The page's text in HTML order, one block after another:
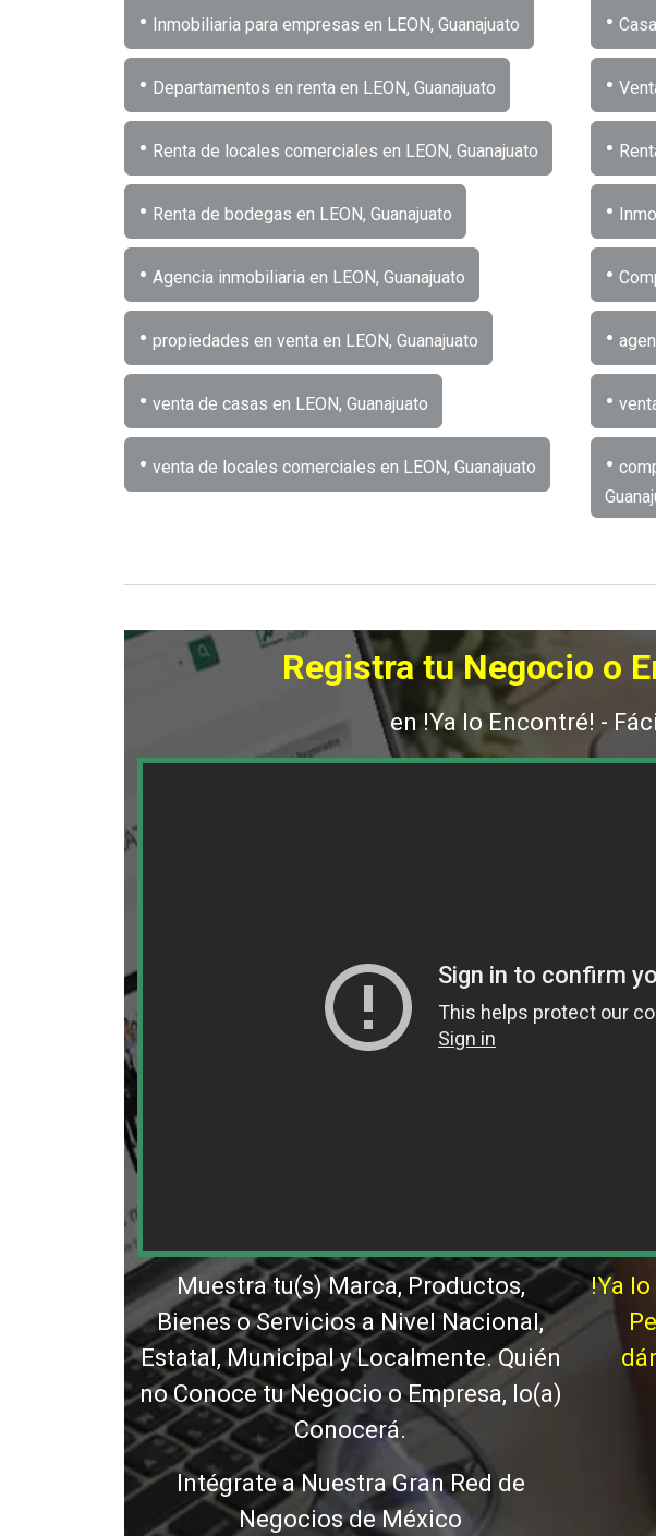
• Inmobiliaria para empresas en LEON, Guanajuato •
• Departamentos en renta en LEON, Guanajuato •
• Renta de locales comerciales en LEON, Guanajuato •
• Renta de bodegas en LEON, Guanajuato •
• Agencia inmobiliaria en LEON, Guanajuato •
• propiedades en venta en LEON, Guanajuato •
• venta de casas en LEON, Guanajuato •
• venta de locales comerciales en LEON, Guanajuato •
Registra tu Negocio o
en !Ya lo Encontré! -
Muestra tu(s) Marca, Productos,
Bienes o Servicios a Nivel Nacional,
Estatal, Municipal y Localmente. Quién
no Conoce tu Negocio o Empresa, lo(a)
Conocerá.
Intégrate a Nuestra Gran Red de
Negocios de México
!Ya